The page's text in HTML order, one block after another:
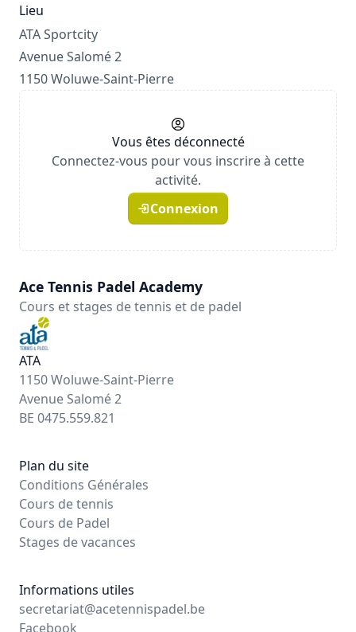
Lieu
ATA Sportcity
Avenue Salomé 2
1150 Woluwe-Saint-Pierre
Vous êtes déconnecté
Connectez-vous pour vous inscrire à cette
activité.
Connexion
Ace Tennis Padel Academy
Cours et stages de tennis et de padel
ATA
1150 Woluwe-Saint-Pierre
Avenue Salomé 2
BE 0475.559.821
Plan du site
Conditions Générales
Cours de tennis
Cours de Padel
Stages de vacances
Informations utiles
secretariat@acetennispadel.be
Facebook